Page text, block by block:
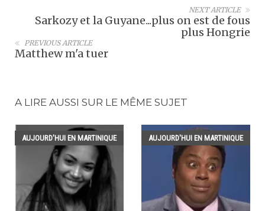
NEXT ARTICLE
Sarkozy et la Guyane...plus on est de fous
plus Hongrie
PREVIOUS ARTICLE
Matthew m'a tuer
A LIRE AUSSI SUR LE MÊME SUJET
AUJOURD'HUI EN MARTINIQUE AUJOURD'HUI EN MARTINIQUE